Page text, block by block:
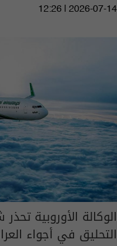
12:26 | 2026-07-14
الوكالة الأوروبية
التحليق في أجواء